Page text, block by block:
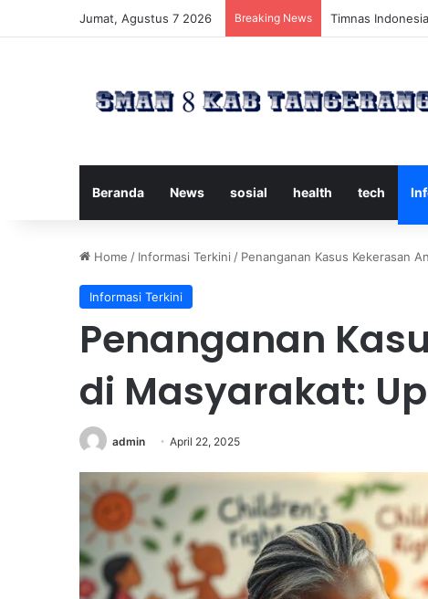
Jumat, Agustus 7 2026 Breaking News Timnas
Beranda News sosial health tech
Home / Informasi Terkini / Penanganan Kasus Kekerasan
Informasi Terkini
Penanganan
di Masyarakat:
admin April 22, 2025